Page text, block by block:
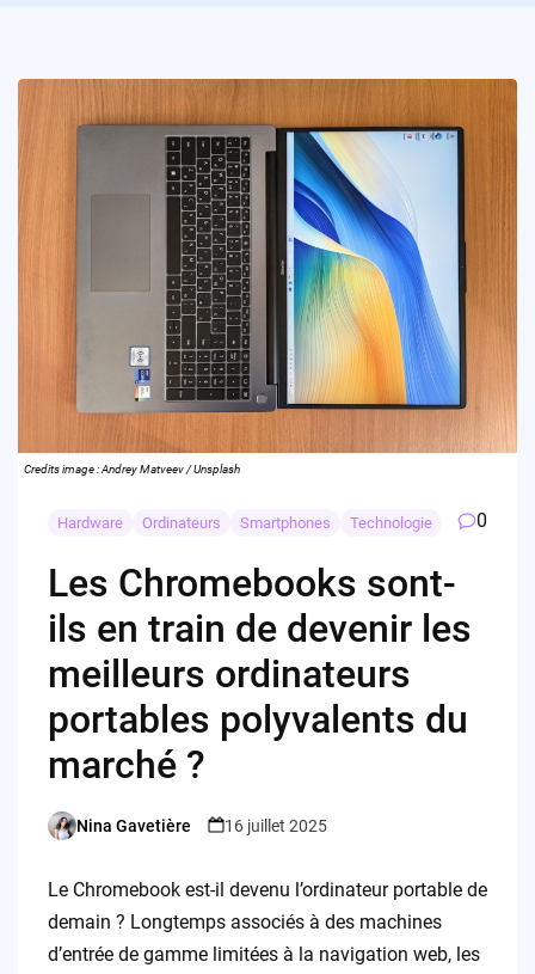
Credits image : Andrey Matveev / Unsplash
Hardware Ordinateurs Smartphones Technologie 0
Les Chromebooks sont-
ils en train de devenir les
meilleurs ordinateurs
portables polyvalents du
marché ?
Posted
Nina Gavetière 16 juillet 2025
Le Chromebook est-il devenu l’ordinateur portable de
demain ? Longtemps associés à des machines
d’entrée de gamme limitées à la navigation web, les